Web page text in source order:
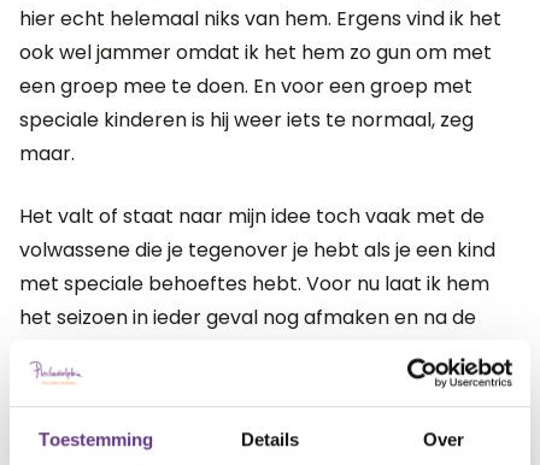
Toestemming Details Over
hier echt helemaal niks van hem. Ergens vind ik het
ook wel jammer omdat ik het hem zo gun om met
een groep mee te doen. En voor een groep met
speciale kinderen is hij weer iets te normaal, zeg
maar.
Het valt of staat naar mijn idee toch vaak met de
volwassene die je tegenover je hebt als je een kind
met speciale behoeftes hebt. Voor nu laat ik hem
het seizoen in ieder geval nog afmaken en na de
Wat vind je van ditartikel?